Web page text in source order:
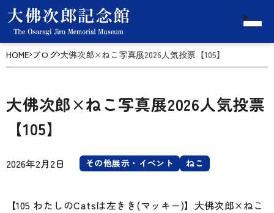
HOME ブログ 大佛次郎×ねこ写真展2026人気投票【105】
大佛次郎×ねこ写真展2026人気投票
【105】
2026年2月2日 その他展示・イベント ねこ
【105 わたしのCatsは左きき(マッキー)】大佛次郎×ねこ